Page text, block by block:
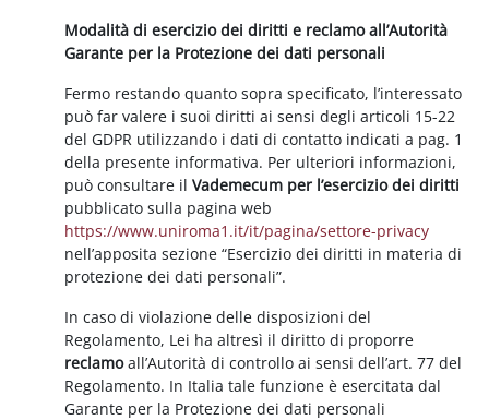
Modalità di esercizio dei diritti e reclamo all’Autorità
Garante per la Protezione dei dati personali
Fermo restando quanto sopra specificato, l’interessato
può far valere i suoi diritti ai sensi degli articoli 15-22
del GDPR utilizzando i dati di contatto indicati a pag. 1
della presente informativa. Per ulteriori informazioni,
può consultare ilVademecum per l’esercizio dei diritti
pubblicato sulla pagina web
https://www.uniroma1.it/it/pagina/settore-privacy
nell’apposita sezione “Esercizio dei diritti in materia di
protezione dei dati personali”.
In caso di violazione delle disposizioni del
Regolamento, Lei ha altresì il diritto di proporre
reclamoall’Autorità di controllo ai sensi dell’art. 77 del
Regolamento. In Italia tale funzione è esercitata dal
Garante per la Protezione dei dati personali